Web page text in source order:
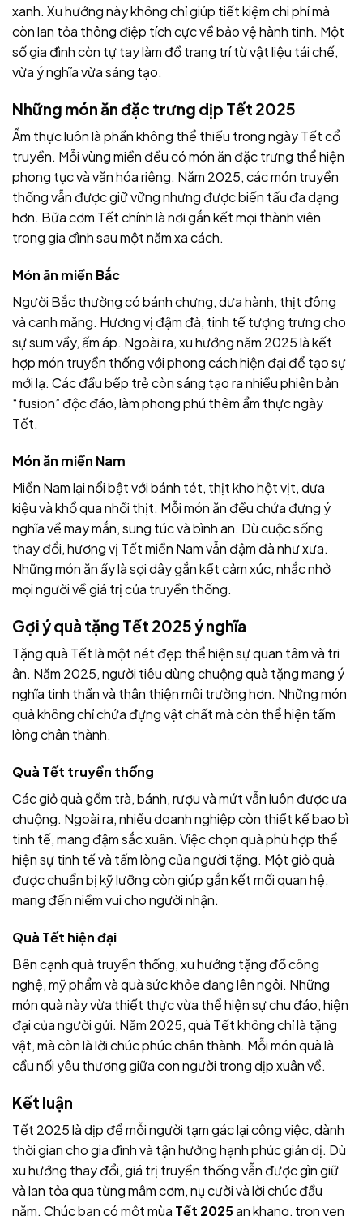
xanh. Xu hướng này không chỉ giúp tiết kiệm chi phí mà
còn lan tỏa thông điệp tích cực về bảo vệ hành tinh. Một
số gia đình còn tự tay làm đồ trang trí từ vật liệu tái chế,
vừa ý nghĩa vừa sáng tạo.
Những món ăn đặc trưng dịp Tết 2025
Ẩm thực luôn là phần không thể thiếu trong ngày Tết cổ
truyền. Mỗi vùng miền đều có món ăn đặc trưng thể hiện
phong tục và văn hóa riêng. Năm 2025, các món truyền
thống vẫn được giữ vững nhưng được biến tấu đa dạng
hơn. Bữa cơm Tết chính là nơi gắn kết mọi thành viên
trong gia đình sau một năm xa cách.
Món ăn miền Bắc
Người Bắc thường có bánh chưng, dưa hành, thịt đông
và canh măng. Hương vị đậm đà, tinh tế tượng trưng cho
sự sum vầy, ấm áp. Ngoài ra, xu hướng năm 2025 là kết
hợp món truyền thống với phong cách hiện đại để tạo sự
mới lạ. Các đầu bếp trẻ còn sáng tạo ra nhiều phiên bản
“fusion” độc đáo, làm phong phú thêm ẩm thực ngày
Tết.
Món ăn miền Nam
Miền Nam lại nổi bật với bánh tét, thịt kho hột vịt, dưa
kiệu và khổ qua nhồi thịt. Mỗi món ăn đều chứa đựng ý
nghĩa về may mắn, sung túc và bình an. Dù cuộc sống
thay đổi, hương vị Tết miền Nam vẫn đậm đà như xưa.
Những món ăn ấy là sợi dây gắn kết cảm xúc, nhắc nhở
mọi người về giá trị của truyền thống.
Gợi ý quà tặng Tết 2025 ý nghĩa
Tặng quà Tết là một nét đẹp thể hiện sự quan tâm và tri
ân. Năm 2025, người tiêu dùng chuộng quà tặng mang ý
nghĩa tinh thần và thân thiện môi trường hơn. Những món
quà không chỉ chứa đựng vật chất mà còn thể hiện tấm
lòng chân thành.
Quà Tết truyền thống
Các giỏ quà gồm trà, bánh, rượu và mứt vẫn luôn được ưa
chuộng. Ngoài ra, nhiều doanh nghiệp còn thiết kế bao bì
tinh tế, mang đậm sắc xuân. Việc chọn quà phù hợp thể
hiện sự tinh tế và tấm lòng của người tặng. Một giỏ quà
được chuẩn bị kỹ lưỡng còn giúp gắn kết mối quan hệ,
mang đến niềm vui cho người nhận.
Quà Tết hiện đại
Bên cạnh quà truyền thống, xu hướng tặng đồ công
nghệ, mỹ phẩm và quà sức khỏe đang lên ngôi. Những
món quà này vừa thiết thực vừa thể hiện sự chu đáo, hiện
đại của người gửi. Năm 2025, quà Tết không chỉ là tặng
vật, mà còn là lời chúc phúc chân thành. Mỗi món quà là
cầu nối yêu thương giữa con người trong dịp xuân về.
Kết luận
Tết 2025 là dịp để mỗi người tạm gác lại công việc, dành
thời gian cho gia đình và tận hưởng hạnh phúc giản dị. Dù
xu hướng thay đổi, giá trị truyền thống vẫn được gìn giữ
và lan tỏa qua từng mâm cơm, nụ cười và lời chúc đầu
năm. Chúc bạn có một mùa Tết 2025an khang, trọn vẹn